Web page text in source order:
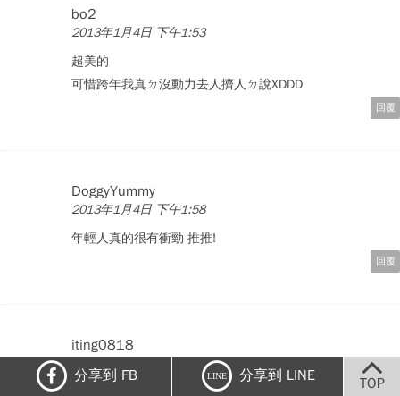
bo2
2013年1月4日 下午1:53
超美的
可惜跨年我真ㄉ沒動力去人擠人ㄉ說XDDD
回覆
DoggyYummy
2013年1月4日 下午1:58
年輕人真的很有衝勁 推推!
回覆
iting0818
2013年1月4日 下午2:19
分享到 FB LINE 分享到 LINE TOP